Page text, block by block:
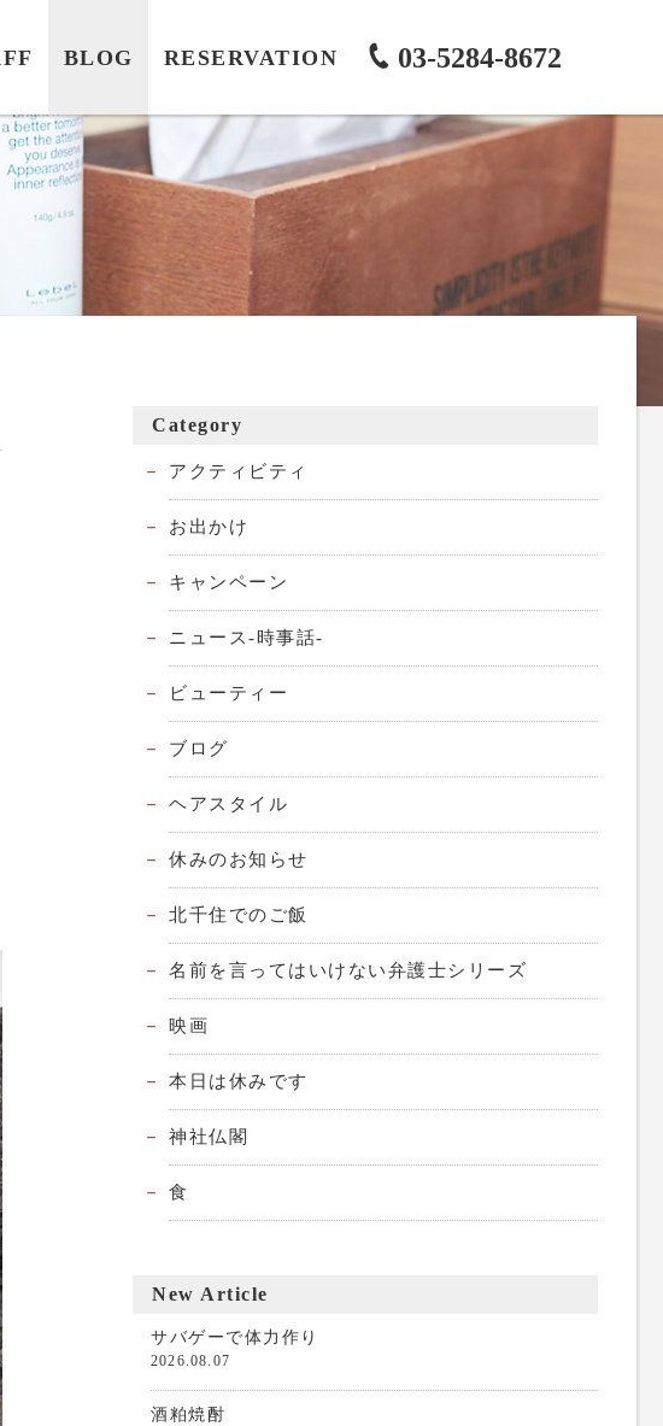
BLOG RESERVATION 03-5284-8672
Category
アクティビティ
お出かけ
キャンペーン
ニュース-時事話-
ビューティー
ブログ
ヘアスタイル
休みのお知らせ
北千住でのご飯
名前を言ってはいけない弁護士シリーズ
映画
本日は休みです
神社仏閣
食
New Article
サバゲーで体力作り
2026.08.07
酒粕焼酎